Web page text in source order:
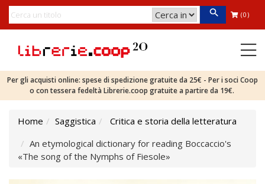
(0)
Per gli acquisti online: spese di spedizione gratuite da 25€ - Per i soci Coop
o con tessera fedeltà Librerie.coop gratuite a partire da 19€.
Home Saggistica
Critica e storia della letteratura
An etymological dictionary for reading Boccaccio's
«The song of the Nymphs of Fiesole»